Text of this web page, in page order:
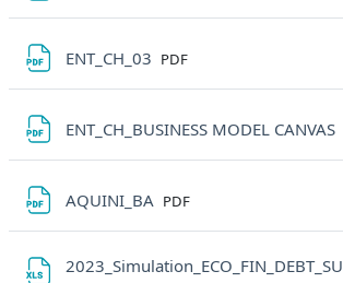
ENT_CH_03 File
PDF
ENT_CH_BUSINESS MODEL CANVAS
AQUINI_BA File
PDF